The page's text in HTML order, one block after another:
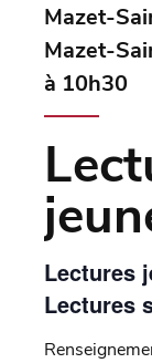
Mazet-
Mazet-
à 10h30
Lectures
Lectures